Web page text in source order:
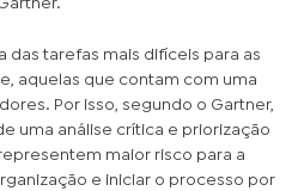
das tarefas mais difíceis para as
aquelas que contam com uma
Por isso, segundo o Gartner,
uma análise crítica e priorização
maior risco para a
e iniciar o processo por